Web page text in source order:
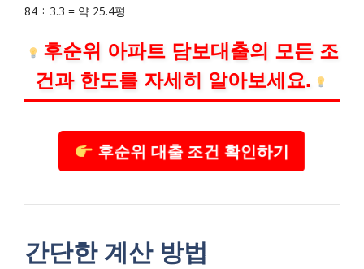
84 ÷ 3.3 = 약 25.4평
후순위 아파트 담보대출의 모든 조
건과 한도를 자세히 알아보세요.
후순위 대출 조건 확인하기
간단한 계산 방법